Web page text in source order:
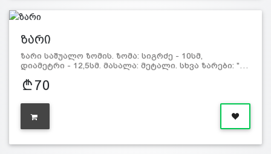
ზარი
ზარი საშუალო ზომის. ზომა: სიგრძე - 10სმ,
დიამეტრი - 12,5სმ. მასალა: მეტალი. სხვა ზარები: "…
70